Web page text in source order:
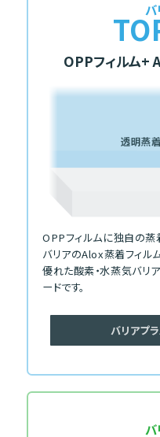
バ
OPPフィルム+
OPPフィルムに独自の蒸
バリアのAlox蒸着フィルム
優れた酸素・水蒸気バリ
ードです。
バリアプ
バ